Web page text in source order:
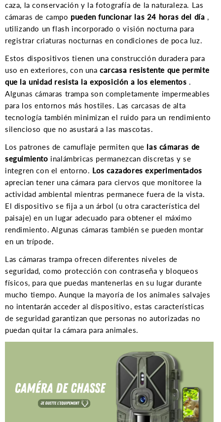
caza, la conservación y la fotografía de la naturaleza. Las
cámaras de campo pueden funcionar las 24 horas del día ,
utilizando un flash incorporado o visión nocturna para
registrar criaturas nocturnas en condiciones de poca luz.
Estos dispositivos tienen una construcción duradera para
uso en exteriores, con unacarcasa resistente que permite
que la unidad resista la exposición a los elementos .
Algunas cámaras trampa son completamente impermeables
para los entornos más hostiles. Las carcasas de alta
tecnología también minimizan el ruido para un rendimiento
silencioso que no asustará a las mascotas.
Los patrones de camuflaje permiten que las cámaras de
seguimiento inalámbricas permanezcan discretas y se
integren con el entorno. Los cazadores experimentados
aprecian tener una cámara para ciervos que monitoree la
actividad ambiental mientras permanece fuera de la vista.
El dispositivo se fija a un árbol (u otra característica del
paisaje) en un lugar adecuado para obtener el máximo
rendimiento. Algunas cámaras también se pueden montar
en un trípode.
Las cámaras trampa ofrecen diferentes niveles de
seguridad, como protección con contraseña y bloqueos
físicos, para que puedas mantenerlas en su lugar durante
mucho tiempo. Aunque la mayoría de los animales salvajes
no intentarán acceder al dispositivo, estas características
de seguridad garantizan que personas no autorizadas no
puedan quitar la cámara para animales.